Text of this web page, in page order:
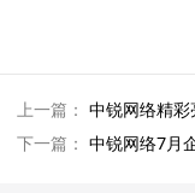
上一篇：中锐网络精彩亮
下一篇：中锐网络7月企业